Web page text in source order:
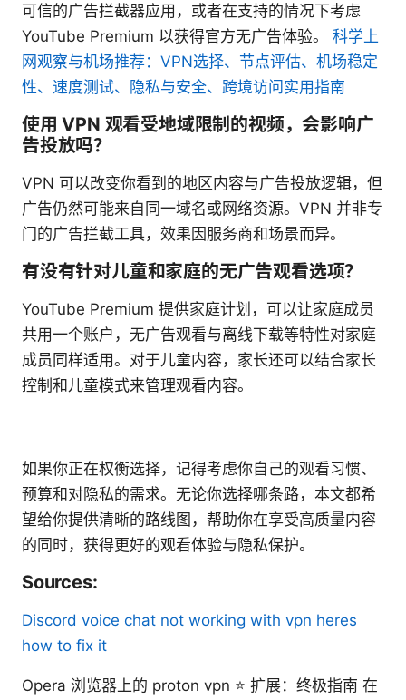
可信的广告拦截器应用，或者在支持的情况下考虑
YouTube Premium 以获得官方无广告体验。 科学上
网观察与机场推荐：VPN选择、节点评估、机场稳定
性、速度测试、隐私与安全、跨境访问实用指南
使用 VPN 观看受地域限制的视频，会影响广
告投放吗？
VPN 可以改变你看到的地区内容与广告投放逻辑，但
广告仍然可能来自同一域名或网络资源。VPN 并非专
门的广告拦截工具，效果因服务商和场景而异。
有没有针对儿童和家庭的无广告观看选项？
YouTube Premium 提供家庭计划，可以让家庭成员
共用一个账户，无广告观看与离线下载等特性对家庭
成员同样适用。对于儿童内容，家长还可以结合家长
控制和儿童模式来管理观看内容。
如果你正在权衡选择，记得考虑你自己的观看习惯、
预算和对隐私的需求。无论你选择哪条路，本文都希
望给你提供清晰的路线图，帮助你在享受高质量内容
的同时，获得更好的观看体验与隐私保护。
Sources:
Discord voice chat not working with vpn heres
how to fix it
Opera 浏览器上的 proton vpn ⭐ 扩展：终极指南 在